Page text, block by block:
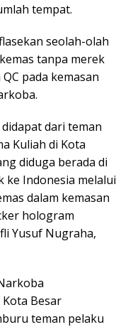
tempat.
seolah-olah
tanpa merek
pada kemasan
dari teman
Kuliah di Kota
diduga berada di
ke Indonesia melalui
dalam kemasan
hologram
Yusuf Nugraha,
Besar
teman pelaku